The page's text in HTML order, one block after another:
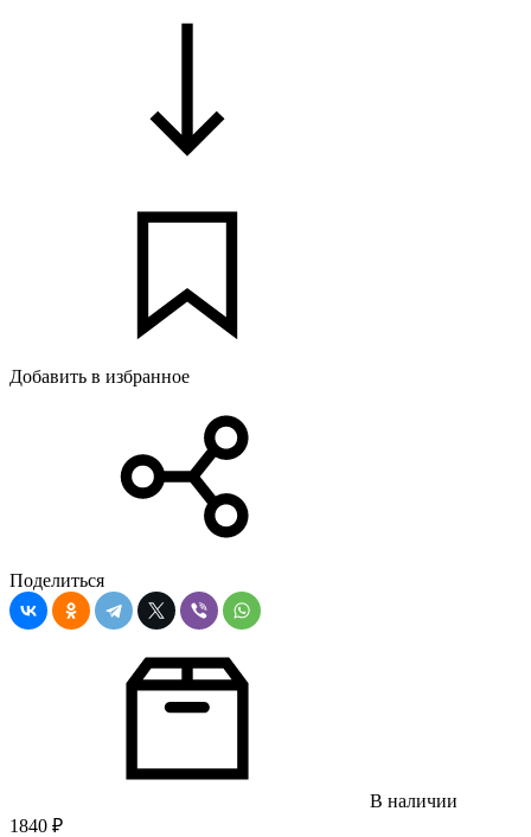
Добавить в избранное
Поделиться
В наличии
1840 ₽